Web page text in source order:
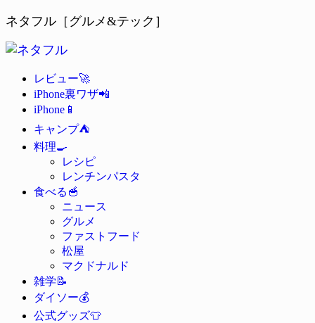
ネタフル［グルメ&テック］
レビュー🚀
iPhone裏ワザ📲
iPhone 📱
キャンプ⛺
料理🍳
レシピ
レンチンパスタ
食べる 🥣
ニュース
グルメ
ファストフード
松屋
マクドナルド
雑学📝
ダイソー💰
公式グッズ👕